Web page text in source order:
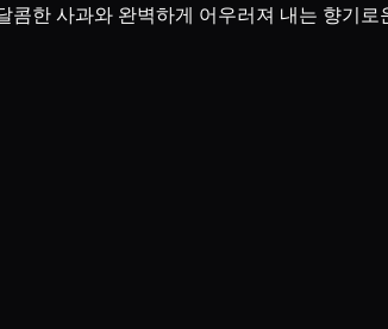
콤한 사과와 완벽하게 어우러져 내는 향기